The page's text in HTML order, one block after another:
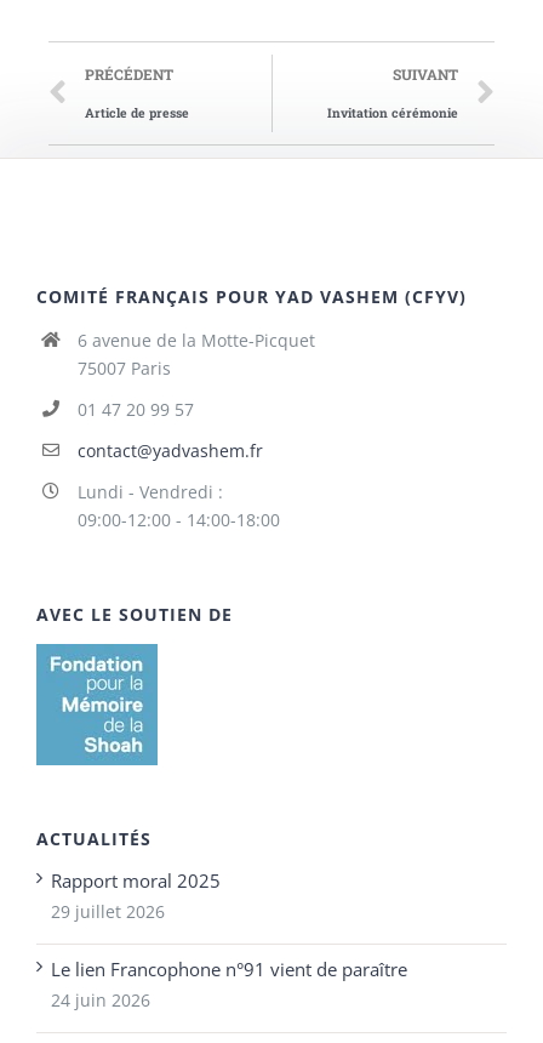
PRÉCÉDENT
Article de presse
SUIVANT
Invitation cérémonie
COMITÉ FRANÇAIS POUR YAD VASHEM (CFYV)
6 avenue de la Motte-Picquet
75007 Paris
01 47 20 99 57
contact@yadvashem.fr
Lundi - Vendredi :
09:00-12:00 - 14:00-18:00
AVEC LE SOUTIEN DE
ACTUALITÉS
Rapport moral 2025
29 juillet 2026
Le lien Francophone n°91 vient de paraître
24 juin 2026